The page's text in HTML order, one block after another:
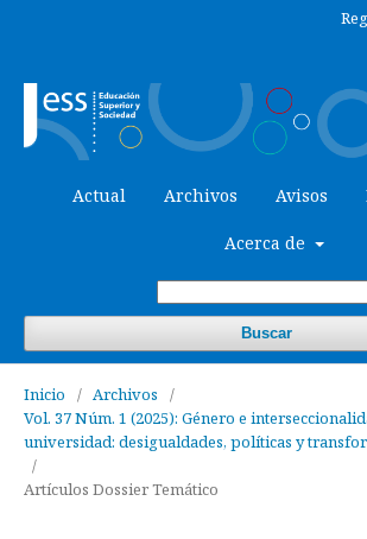
Actual Archivos Avisos
Acerca de
Buscar
Inicio / Archivos
/
Vol. 37 Núm. 1 (2025): Género e
universidad: desigualdades, políticas y
/
Artículos Dossier Temático